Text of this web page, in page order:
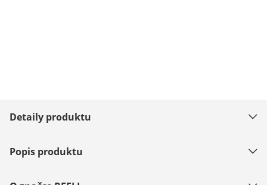
Detaily produktu
Popis produktu